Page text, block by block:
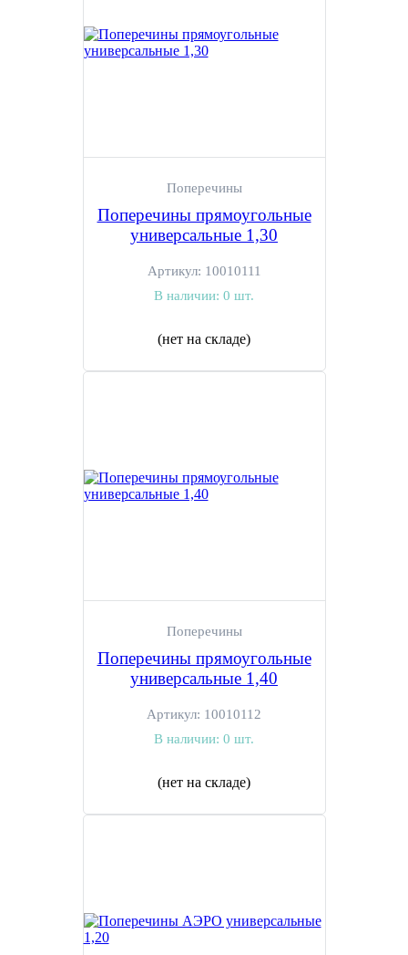
Поперечины
Поперечины прямоугольные
универсальные 1,30
Артикул: 10010111
В наличии: 0 шт.
(нет на складе)
Поперечины
Поперечины прямоугольные
универсальные 1,40
Артикул: 10010112
В наличии: 0 шт.
(нет на складе)